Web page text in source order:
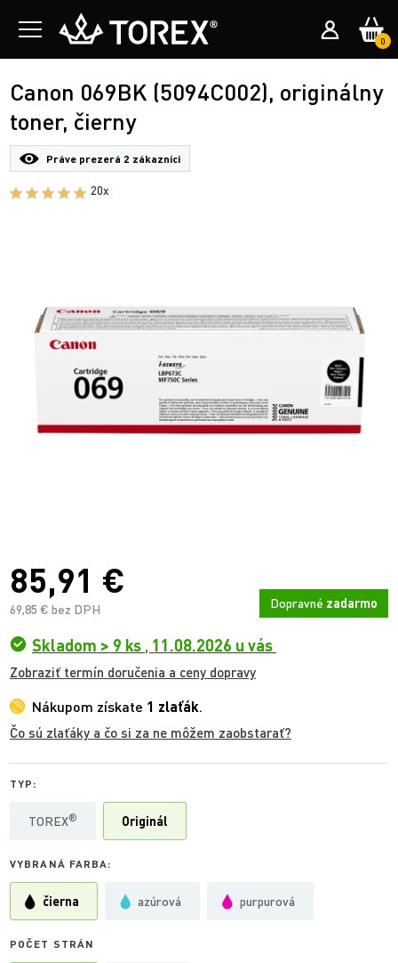
0
Canon 069BK (5094C002), originálny
toner, čierny
Práve prezerá 2 zákazníci
20x
85,91 €
69,85 € bez DPH Dopravné zadarmo
Skladom > 9 ks , 11.08.2026 u vás
Zobraziť termín doručenia a ceny dopravy
Nákupom získate 1 zlaťák.
Čo sú zlaťáky a čo si za ne môžem zaobstarať?
TYP:
TOREX® Originál
VYBRANÁ FARBA:
čierna azúrová purpurová
POČET STRÁN